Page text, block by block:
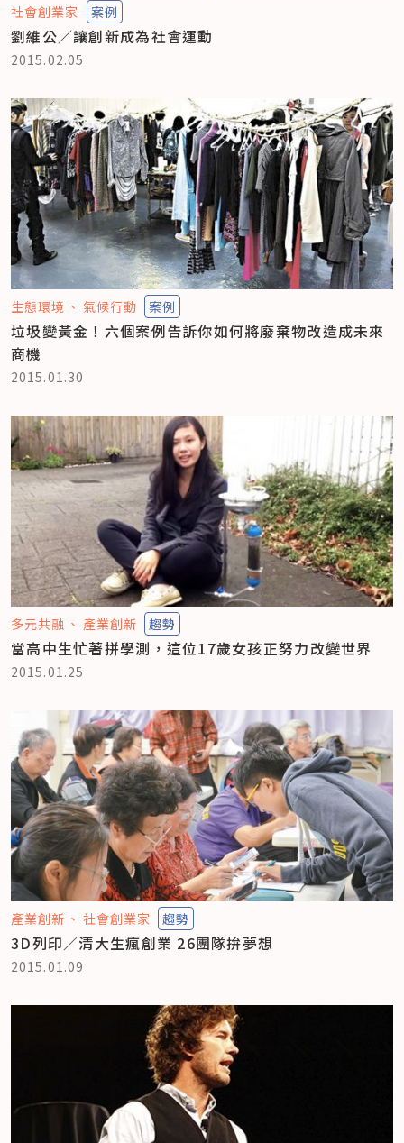
社會創業家 案例
劉維公／讓創新成為社會運動
2015.02.05
生態環境 氣候行動 案例
垃圾變黃金！六個案例告訴你如何將廢棄物改造成未來
商機
2015.01.30
多元共融 產業創新 趨勢
當高中生忙著拼學測，這位17歲女孩正努力改變世界
2015.01.25
產業創新 社會創業家 趨勢
3D列印／清大生瘋創業 26團隊拚夢想
2015.01.09